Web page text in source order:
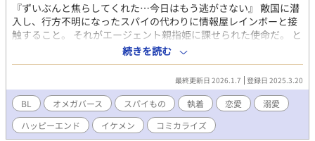
『ずいぶんと焦らしてくれた…今日はもう逃がさない』 敵国に潜
入し、行方不明になったスパイの代わりに情報屋レインボーと接
触すること。 それがエージェント親指姫に課せられた使命だ。 と
ころがエリート軍人アルファ（攻）にロックオンされて、あっと
いう間に――!! 紳士の仮面を被った軍人（攻）と謎の秘密を隠し
持つ童顔青年（受）の溺愛ラブストーリー♡ 小説「オメガスパイ
は敵国のエリートアルファに溺愛される（壱度木里乃さん作）」
のコミカライズです。
続きを読む
最終更新日 2026.1.7 登録日 2025.3.20
BL オメガバース スパイもの 執着 恋愛
溺愛
ハッピーエンド
イケメン コミカライズ